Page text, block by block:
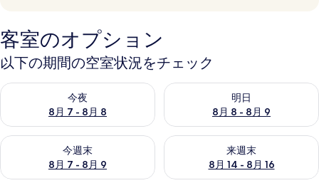
客室のオプション
以下の期間の空室状況をチェック
今夜
8月 7 - 8月 8
今夜 8月 7 - 8月 8 の空室状況をチェック
明日
8月 8 - 8月 9
明日 8月 8 - 8月 9 の空室状況
今週末
8月 7 - 8月 9
今週末 8月 7 - 8月 9 の空室状況をチェック
来週末
8月 14 - 8月 16
来週末 8月 14 - 8月 16 の空室